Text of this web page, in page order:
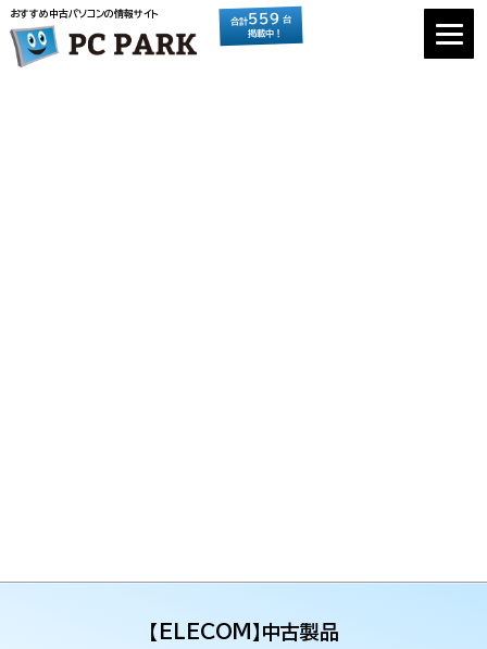
おすすめ中古パソコンの情報サイト
合計559 台
掲載中！
【ELECOM】中古製品